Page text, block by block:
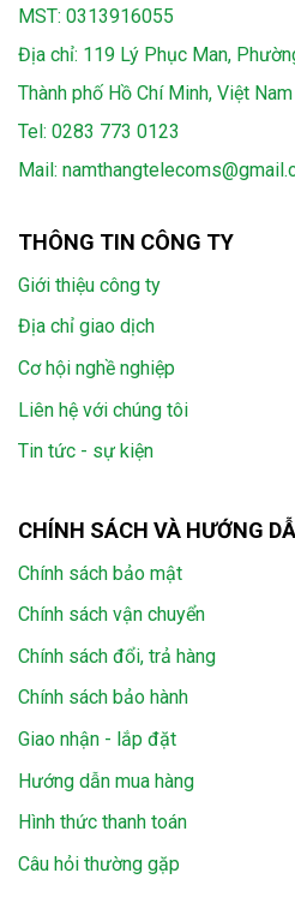
MST: 0313916055
Địa chỉ: 119 Lý Phục Man,
Thành phố Hồ Chí Minh, Việt Nam
Tel: 0283 773 0123
Mail:
THÔNG TIN CÔNG TY
Giới thiệu công ty
Địa chỉ giao dịch
Cơ hội nghề nghiệp
Liên hệ với chúng tôi
Tin tức - sự kiện
CHÍNH SÁCH VÀ HƯỚNG
Chính sách bảo mật
Chính sách vận chuyển
Chính sách đổi, trả hàng
Chính sách bảo hành
Giao nhận - lắp đặt
Hướng dẫn mua hàng
Hình thức thanh toán
Câu hỏi thường gặp